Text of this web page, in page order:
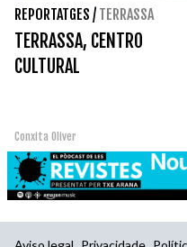
REPORTATGES / TERRASSA
TERRASSA, CENTRO
CULTURAL
Conxita Oliver